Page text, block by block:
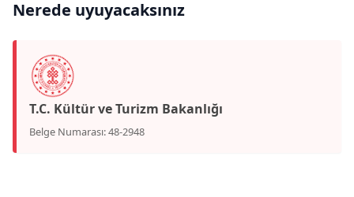
Nerede uyuyacaksınız
T.C. Kültür ve Turizm Bakanlığı
Belge Numarası: 48-2948